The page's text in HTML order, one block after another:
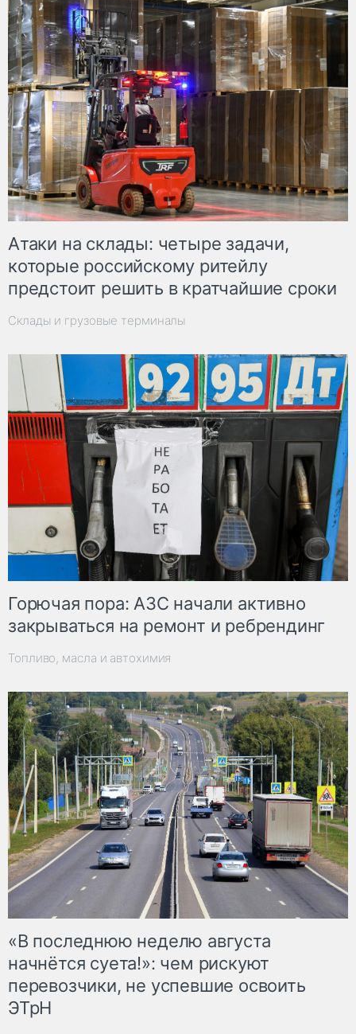
Атаки на склады: четыре задачи,
которые российскому ритейлу
предстоит решить в кратчайшие сроки
Склады и грузовые терминалы
Горючая пора: АЗС начали активно
закрываться на ремонт и ребрендинг
Топливо, масла и автохимия
«В последнюю неделю августа
начнётся суета!»: чем рискуют
перевозчики, не успевшие освоить
ЭТрН